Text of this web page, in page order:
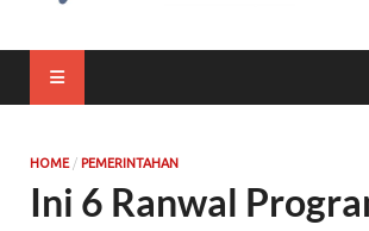
HOME / PEMERINTAHAN
Ini 6 Ranwal